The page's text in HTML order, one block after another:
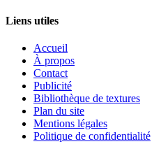
Liens utiles
Accueil
À propos
Contact
Publicité
Bibliothèque de textures
Plan du site
Mentions légales
Politique de confidentialité